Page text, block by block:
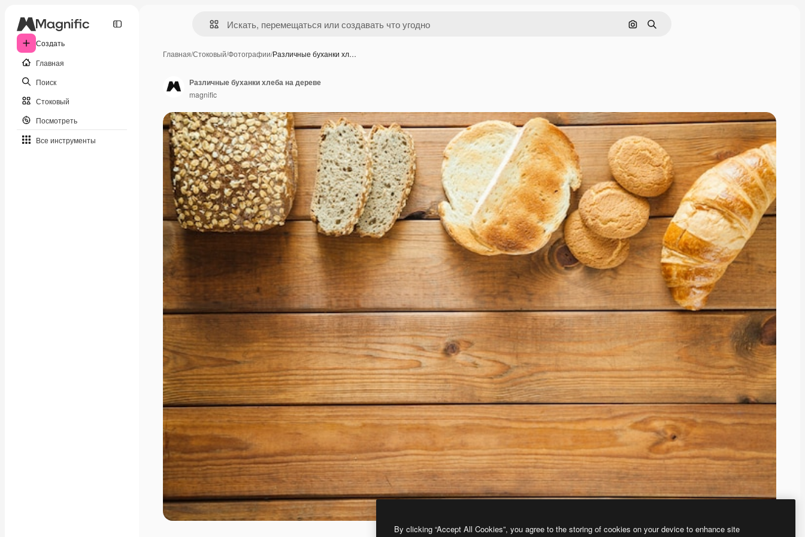
Создать
Главная
Поиск
Стоковый
Посмотреть
Все инструменты
Поиск по изображению
Поиск
Главная/Стоковый/Фотографии/Различные буханки хл…
Различные буханки хлеба на дереве
magnific
By clicking “Accept All Cookies”, you agree to the storing of cookies on your device to enhance site